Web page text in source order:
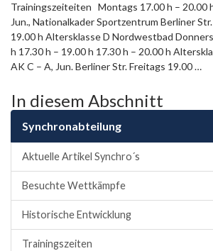
Trainingszeiteiten Montags 17.00 h – 20.00
Jun., Nationalkader Sportzentrum Berliner
19.00 h Altersklasse D Nordwestbad
h 17.30 h – 19.00 h 17.30 h – 20.00 h
AK C – A, Jun. Berliner Str. Freitags 19.00 …
In diesem Abschnitt
Synchronabteilung
Aktuelle Artikel Synchro´s
Besuchte Wettkämpfe
Historische Entwicklung
Trainingszeiten